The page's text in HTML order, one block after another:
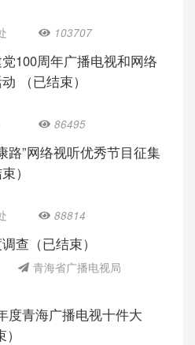
103707
100周年广播电视和网络
（已结束）
86495
路”网络视听优秀节目征集
）
88814
查（已结束）
青海省广播电视局
度青海广播电视十件大